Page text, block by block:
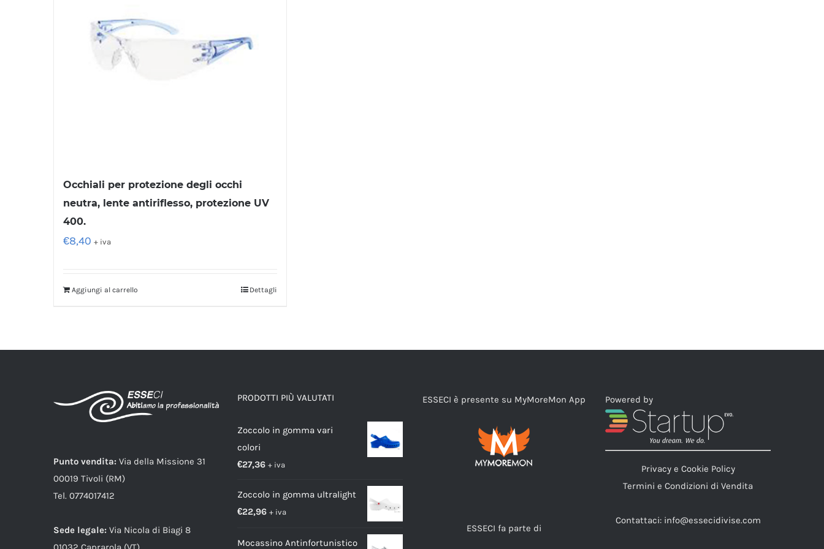
Occhiali per protezione degli occhi
neutra, lente antiriflesso, protezione UV
400.
€8,40 + iva
Aggiungi al carrello Dettagli
Punto vendita: Via della Missione 31
00019 Tivoli (RM)
Tel. 0774017412
Sede legale: Via Nicola di Biagi 8
PRODOTTI PIÙ VALUTATI
Zoccolo in gomma vari
colori
€27,36 + iva
Zoccolo in gomma ultralight
€22,96 + iva
Mocassino Antinfortunistico
ESSECI è presente su MyMoreMon App
ESSECI fa parte di
Powered by
Privacy e Cookie Policy
Termini e Condizioni di Vendita
Contattaci: info@essecidivise.com